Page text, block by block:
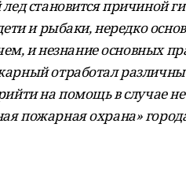
становится причиной
и рыбаки, нередко
и незнание основных
отработал
на помощь в случае
пожарная охрана»